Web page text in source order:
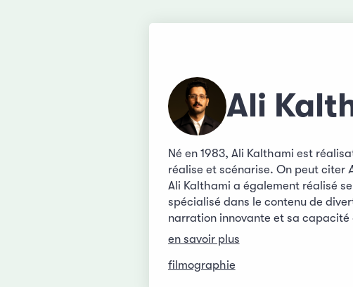
Ali
Né en 1983, Ali Kalthami est
réalise et scénarise. On peut citer
Ali Kalthami a également réalisé
spécialisé dans le contenu de
narration innovante et sa
en savoir plus
filmographie